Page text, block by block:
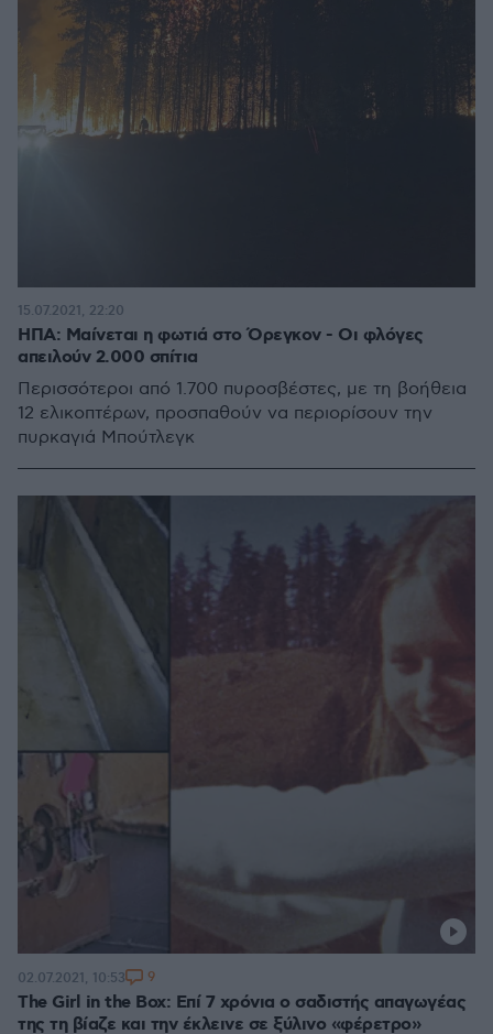
ΗΠΑ: Μαίνεται η φωτιά στο Όρεγκον - Οι φλόγες
απειλούν 2.000 σπίτια
Περισσότεροι από 1.700 πυροσβέστες, με τη βοήθεια
12 ελικοπτέρων, προσπαθούν να περιορίσουν την
πυρκαγιά Μπούτλεγκ
15.07.2021, 22:20
The Girl in the Box: Επί 7 χρόνια ο σαδιστής απαγωγέας
της τη βίαζε και την έκλεινε σε ξύλινο «φέρετρο»
02.07.2021, 10:53 9